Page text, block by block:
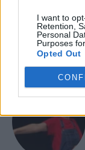
I want to
Retention,
Personal
Purposes
Opted Out